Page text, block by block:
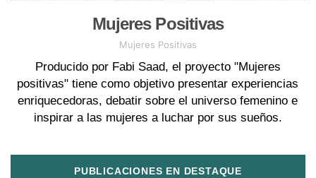
Mujeres Positivas
Mujeres Positivas
Producido por Fabi Saad, el proyecto "Mujeres
positivas" tiene como objetivo presentar experiencias
enriquecedoras, debatir sobre el universo femenino e
inspirar a las mujeres a luchar por sus sueños.
PUBLICACIONES EN DESTAQUE